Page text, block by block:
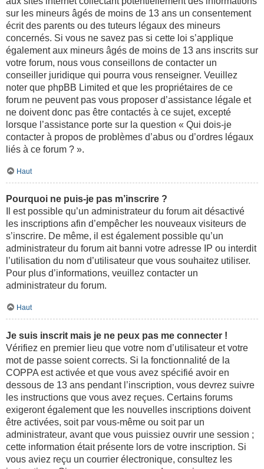
sur les mineurs âgés de moins de 13 ans un consentement
écrit des parents ou des tuteurs légaux des mineurs
concernés. Si vous ne savez pas si cette loi s’applique
également aux mineurs âgés de moins de 13 ans inscrits sur
votre forum, nous vous conseillons de contacter un
conseiller juridique qui pourra vous renseigner. Veuillez
noter que phpBB Limited et que les propriétaires de ce
forum ne peuvent pas vous proposer d’assistance légale et
ne doivent donc pas être contactés à ce sujet, excepté
lorsque l’assistance porte sur la question « Qui dois-je
contacter à propos de problèmes d’abus ou d’ordres légaux
liés à ce forum ? ».
Haut
Pourquoi ne puis-je pas m’inscrire ?
Il est possible qu’un administrateur du forum ait désactivé
les inscriptions afin d’empêcher les nouveaux visiteurs de
s’inscrire. De même, il est également possible qu’un
administrateur du forum ait banni votre adresse IP ou interdit
l’utilisation du nom d’utilisateur que vous souhaitez utiliser.
Pour plus d’informations, veuillez contacter un
administrateur du forum.
Haut
Je suis inscrit mais je ne peux pas me connecter !
Vérifiez en premier lieu que votre nom d’utilisateur et votre
mot de passe soient corrects. Si la fonctionnalité de la
COPPA est activée et que vous avez spécifié avoir en
dessous de 13 ans pendant l’inscription, vous devrez suivre
les instructions que vous avez reçues. Certains forums
exigeront également que les nouvelles inscriptions doivent
être activées, soit par vous-même ou soit par un
administrateur, avant que vous puissiez ouvrir une session ;
cette information était présente lors de votre inscription. Si
vous aviez reçu un courrier électronique, consultez les